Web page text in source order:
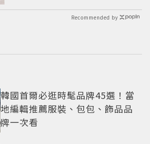
Recommended by
韓國首爾必逛時髦品牌45選！當
地編輯推薦服裝、包包、飾品品
牌一次看